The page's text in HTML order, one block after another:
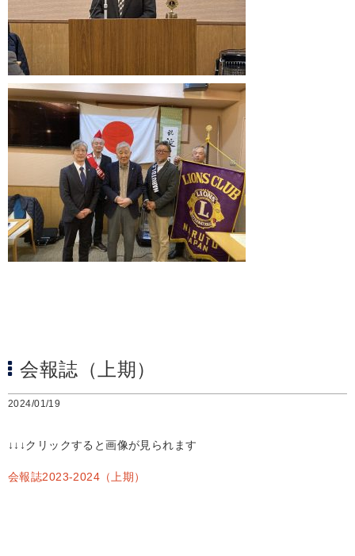
会報誌（上期）
2024/01/19
↓↓↓クリックすると画像が見られます
会報誌2023-2024（上期）